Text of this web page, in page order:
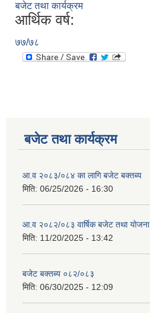
बजेट तथा कार्यक्रम
आर्थिक वर्ष:
७७/७८
बजेट तथा कार्यक्रम
आ.व २०८३/०८४ का लागि बजेट बक्तब्य
मिति: 06/25/2026 - 16:30
आ.व २०८२/०८३ वार्षिक बजेट तथा योजना
मिति: 11/20/2025 - 13:42
बजेट बक्तब्य ०८२/०८३
मिति: 06/30/2025 - 12:09